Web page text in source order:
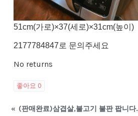
51cm(가로)×37(세로)×31cm(높이)
2177784847로 문의주세요
No returns
좋아요 0
« (판매완료)삼겹살,불고기 불판 팝니다.